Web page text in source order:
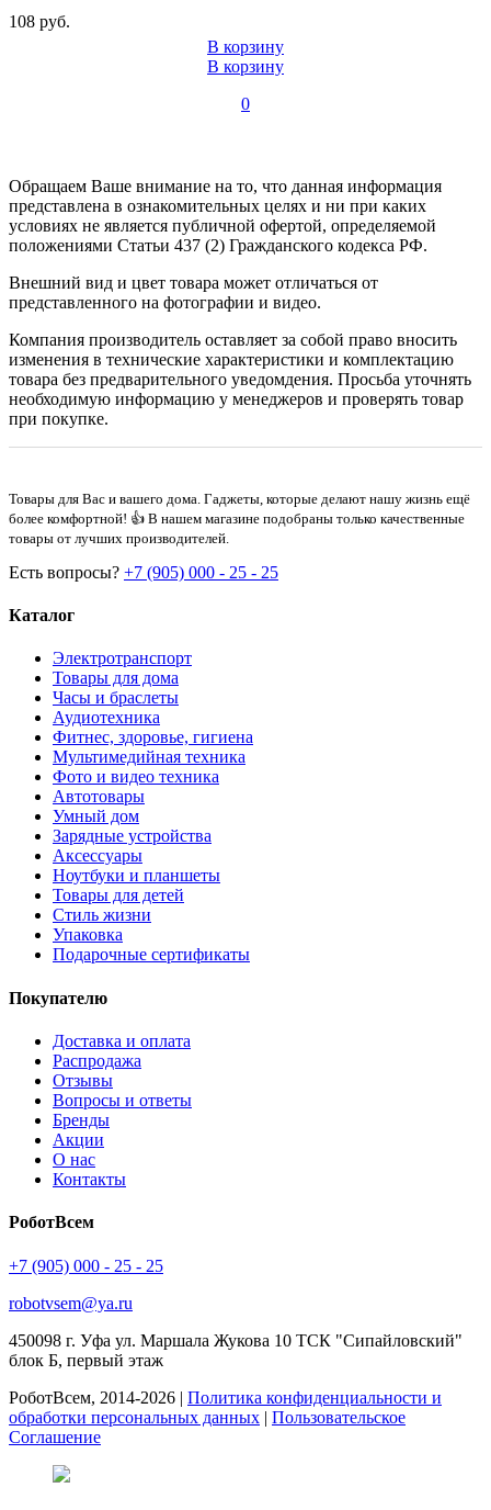
108 руб.
В корзину
В корзину
0
Обращаем Ваше внимание на то, что данная информация
представлена в ознакомительных целях и ни при каких
условиях не является публичной офертой, определяемой
положениями Статьи 437 (2) Гражданского кодекса РФ.
Внешний вид и цвет товара может отличаться от
представленного на фотографии и видео.
Компания производитель оставляет за собой право вносить
изменения в технические характеристики и комплектацию
товара без предварительного уведомдения. Просьба уточнять
необходимую информацию у менеджеров и проверять товар
при покупке.
Товары для Вас и вашего дома. Гаджеты, которые делают нашу жизнь ещё
более комфортной! 👍 В нашем магазине подобраны только качественные
товары от лучших производителей.
Есть вопросы? +7 (905) 000 - 25 - 25
Каталог
Электротранспорт
Товары для дома
Часы и браслеты
Аудиотехника
Фитнес, здоровье, гигиена
Мультимедийная техника
Фото и видео техника
Автотовары
Умный дом
Зарядные устройства
Аксессуары
Ноутбуки и планшеты
Товары для детей
Стиль жизни
Упаковка
Подарочные сертификаты
Покупателю
Доставка и оплата
Распродажа
Отзывы
Вопросы и ответы
Бренды
Акции
О нас
Контакты
РоботВсем
+7 (905) 000 - 25 - 25
robotvsem@ya.ru
450098 г. Уфа ул. Маршала Жукова 10 ТСК "Сипайловский"
блок Б, первый этаж
РоботВсем, 2014-2026 | Политика конфиденциальности и
обработки персональных данных | Пользовательское
Соглашение